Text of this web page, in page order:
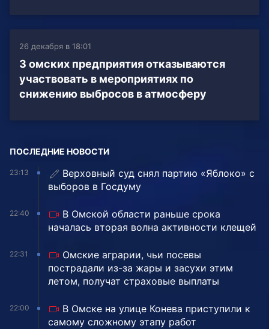
26 декабря в 18:01
3 омских предприятия отказываются
участвовать в мероприятиях по
снижению выбросов в атмосферу
ПОСЛЕДНИЕ НОВОСТИ
23:13
Верховный суд снял партию «Яблоко» с
выборов в Госдуму
22:40
В Омской области раньше срока
началась вторая волна активности клещей
22:31
Омские аграрии, чьи посевы
пострадали из-за жары и засухи этим
летом, получат страховые выплаты
22:00
В Омске на улице Конева приступили к
самому сложному этапу работ